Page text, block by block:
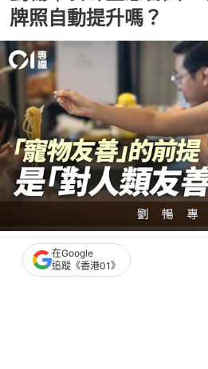
牌照自動提升嗎？
撰文：劉暢
出版： 2026-07-14 10:00
在Google
追蹤《香港01》